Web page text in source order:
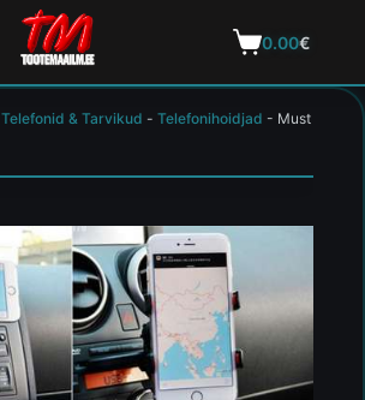
0.00€
Telefonid & Tarvikud - Telefonihoidjad - Must